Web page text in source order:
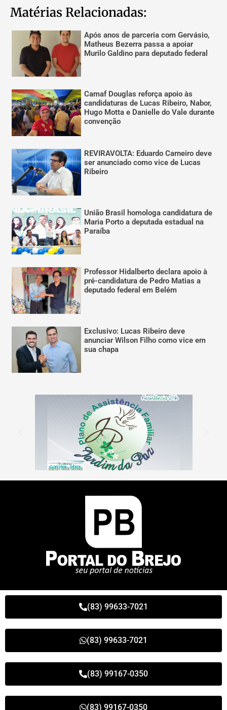
Matérias Relacionadas:
Após anos de parceria com Gervásio,
Matheus Bezerra passa a apoiar
Murilo Galdino para deputado federal
Camaf Douglas reforça apoio às
candidaturas de Lucas Ribeiro, Nabor,
Hugo Motta e Danielle do Vale durante
convenção
REVIRAVOLTA: Eduardo Carneiro deve
ser anunciado como vice de Lucas
Ribeiro
União Brasil homologa candidatura de
Maria Porto a deputada estadual na
Paraíba
Professor Hidalberto declara apoio à
pré-candidatura de Pedro Matias a
deputado federal em Belém
Exclusivo: Lucas Ribeiro deve
anunciar Wilson Filho como vice em
sua chapa
(83) 99633-7021
(83) 99633-7021
(83) 99167-0350
(83) 99167-0350